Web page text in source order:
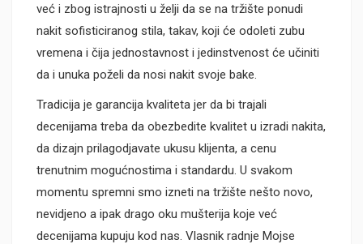
već i zbog istrajnosti u želji da se na tržište ponudi
nakit sofisticiranog stila, takav, koji će odoleti zubu
vremena i čija jednostavnost i jedinstvenost će učiniti
da i unuka poželi da nosi nakit svoje bake.
Tradicija je garancija kvaliteta jer da bi trajali
decenijama treba da obezbedite kvalitet u izradi nakita,
da dizajn prilagodjavate ukusu klijenta, a cenu
trenutnim mogućnostima i standardu. U svakom
momentu spremni smo izneti na tržište nešto novo,
nevidjeno a ipak drago oku mušterija koje već
decenijama kupuju kod nas. Vlasnik radnje Mojse